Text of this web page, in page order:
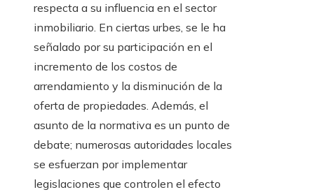
respecta a su influencia en el sector
inmobiliario. En ciertas urbes, se le ha
señalado por su participación en el
incremento de los costos de
arrendamiento y la disminución de la
oferta de propiedades. Además, el
asunto de la normativa es un punto de
debate; numerosas autoridades locales
se esfuerzan por implementar
legislaciones que controlen el efecto